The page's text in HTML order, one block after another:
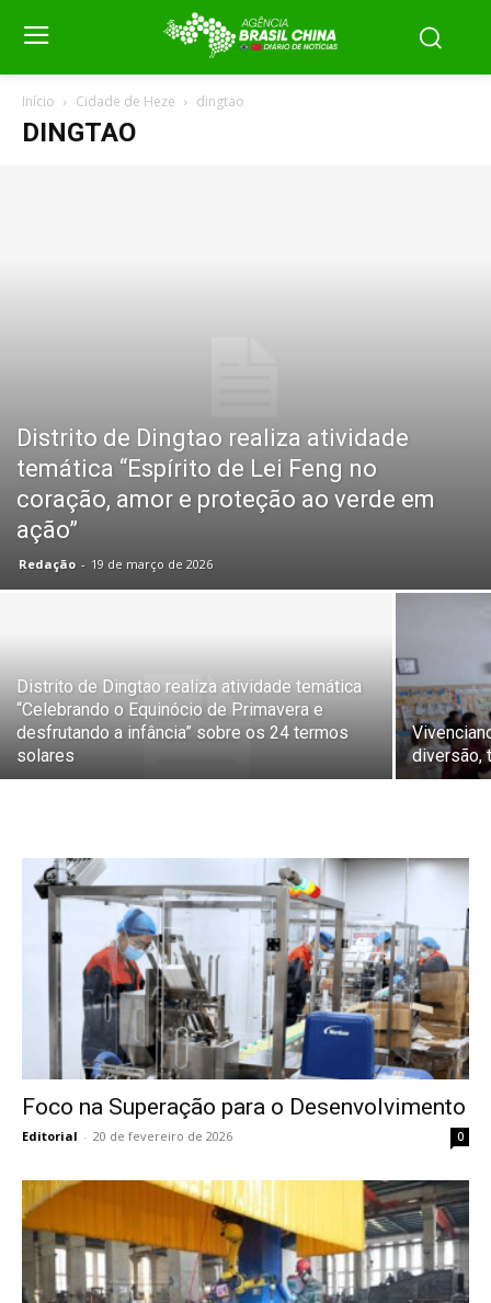
Início Cidade de Heze dingtao
DINGTAO
Distrito de Dingtao realiza atividade
temática “Espírito de Lei Feng no
coração, amor e proteção ao verde em
ação”
Redação - 19 de março de 2026
Distrito de Dingtao realiza atividade temática
“Celebrando o Equinócio de Primavera e
desfrutando a infância” sobre os 24 termos
solares
diversão,
Foco na Superação para o Desenvolvimento
Editorial - 20 de fevereiro de 2026 0